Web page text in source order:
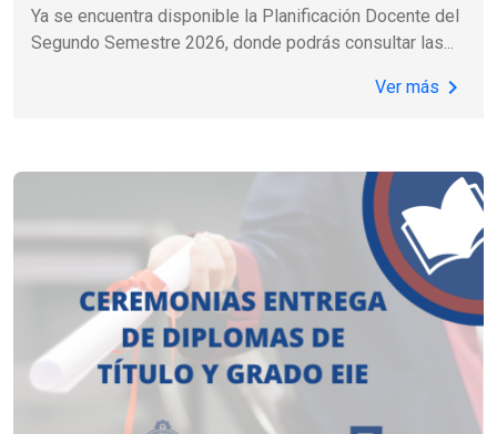
Ya se encuentra disponible la Planificación Docente del
Segundo Semestre 2026, donde podrás consultar las
Ver más chevron_right